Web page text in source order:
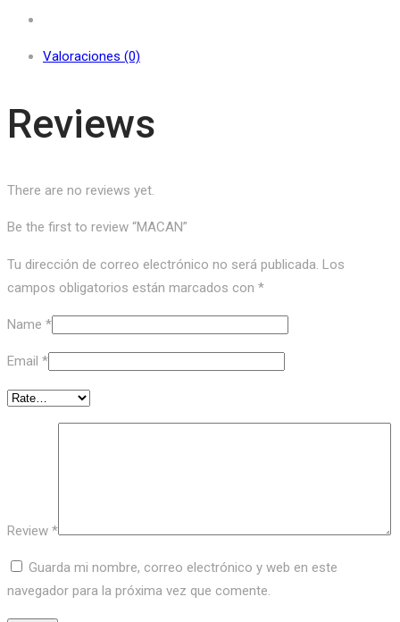
Valoraciones (0)
Reviews
There are no reviews yet.
Be the first to review “MACAN”
Tu dirección de correo electrónico no será publicada. Los
campos obligatorios están marcados con *
Name *
Email *
Review *
Guarda mi nombre, correo electrónico y web en este
navegador para la próxima vez que comente.